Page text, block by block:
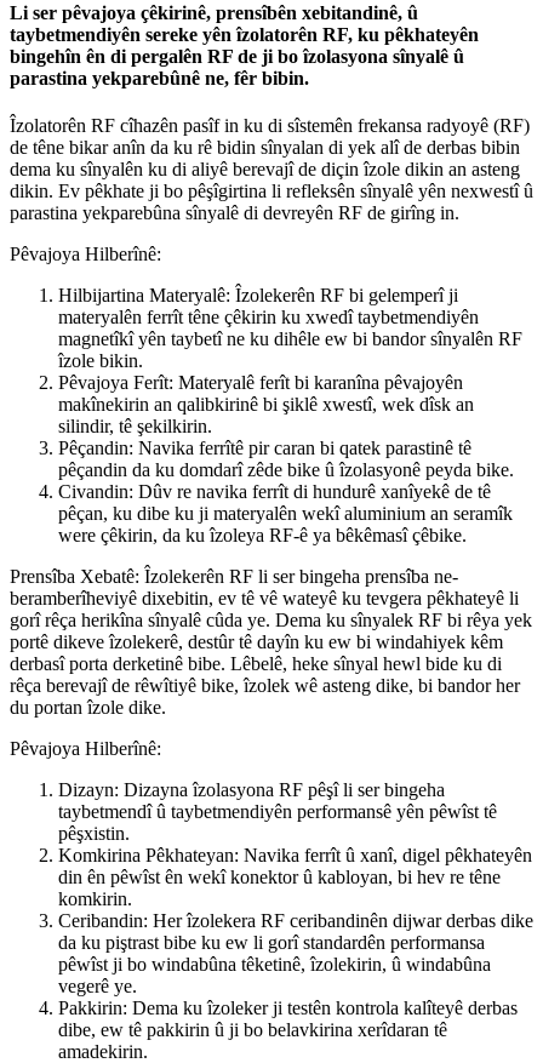
Li ser pêvajoya çêkirinê, prensîbên xebitandinê, û
taybetmendiyên sereke yên îzolatorên RF, ku pêkhateyên
bingehîn ên di pergalên RF de ji bo îzolasyona sînyalê û
parastina yekparebûnê ne, fêr bibin.
Îzolatorên RF cîhazên pasîf in ku di sîstemên frekansa radyoyê (RF)
de têne bikar anîn da ku rê bidin sînyalan di yek alî de derbas bibin
dema ku sînyalên ku di aliyê berevajî de diçin îzole dikin an asteng
dikin. Ev pêkhate ji bo pêşîgirtina li refleksên sînyalê yên nexwestî û
parastina yekparebûna sînyalê di devreyên RF de girîng in.
Pêvajoya Hilberînê:
Hilbijartina Materyalê: Îzolekerên RF bi gelemperî ji
materyalên ferrît têne çêkirin ku xwedî taybetmendiyên
magnetîkî yên taybetî ne ku dihêle ew bi bandor sînyalên RF
îzole bikin.
Pêvajoya Ferît: Materyalê ferît bi karanîna pêvajoyên
makînekirin an qalibkirinê bi şiklê xwestî, wek dîsk an
silindir, tê şekilkirin.
Pêçandin: Navika ferrîtê pir caran bi qatek parastinê tê
pêçandin da ku domdarî zêde bike û îzolasyonê peyda bike.
Civandin: Dûv re navika ferrît di hundurê xanîyekê de tê
pêçan, ku dibe ku ji materyalên wekî aluminium an seramîk
were çêkirin, da ku îzoleya RF-ê ya bêkêmasî çêbike.
Prensîba Xebatê: Îzolekerên RF li ser bingeha prensîba ne-
beramberîheviyê dixebitin, ev tê vê wateyê ku tevgera pêkhateyê li
gorî rêça herikîna sînyalê cûda ye. Dema ku sînyalek RF bi rêya yek
portê dikeve îzolekerê, destûr tê dayîn ku ew bi windahiyek kêm
derbasî porta derketinê bibe. Lêbelê, heke sînyal hewl bide ku di
rêça berevajî de rêwîtiyê bike, îzolek wê asteng dike, bi bandor her
du portan îzole dike.
Pêvajoya Hilberînê:
Dizayn: Dizayna îzolasyona RF pêşî li ser bingeha
taybetmendî û taybetmendiyên performansê yên pêwîst tê
pêşxistin.
Komkirina Pêkhateyan: Navika ferrît û xanî, digel pêkhateyên
din ên pêwîst ên wekî konektor û kabloyan, bi hev re têne
komkirin.
Ceribandin: Her îzolekera RF ceribandinên dijwar derbas dike
da ku piştrast bibe ku ew li gorî standardên performansa
pêwîst ji bo windabûna têketinê, îzolekirin, û windabûna
vegerê ye.
Pakkirin: Dema ku îzoleker ji testên kontrola kalîteyê derbas
dibe, ew tê pakkirin û ji bo belavkirina xerîdaran tê
amadekirin.